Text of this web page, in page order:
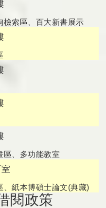
檢索區、百大新書展示
區、多功能教室
、紙本博碩士論文(典藏)
閱政策